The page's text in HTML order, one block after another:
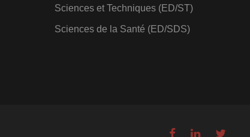
Sciences et Techniques (ED/ST)
Sciences de la Santé (ED/SDS)